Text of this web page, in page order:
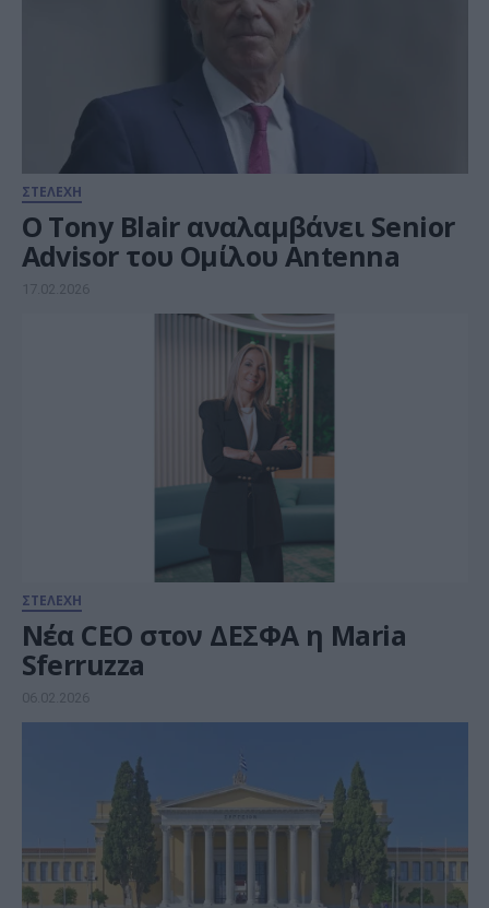
ΣΤΕΛΕΧΗ
Ο Tony Blair αναλαμβάνει Senior
Advisor του Ομίλου Antenna
17.02.2026
ΣΤΕΛΕΧΗ
Νέα CEO στον ΔΕΣΦΑ η Maria
Sferruzza
06.02.2026